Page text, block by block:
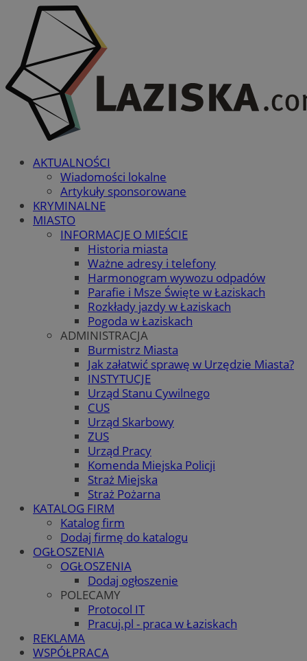
AKTUALNOŚCI
Wiadomości lokalne
Artykuły sponsorowane
KRYMINALNE
MIASTO
INFORMACJE O MIEŚCIE
Historia miasta
Ważne adresy i telefony
Harmonogram wywozu odpadów
Parafie i Msze Święte w Łaziskach
Rozkłady jazdy w Łaziskach
Pogoda w Łaziskach
ADMINISTRACJA
Burmistrz Miasta
Jak załatwić sprawę w Urzędzie Miasta?
INSTYTUCJE
Urząd Stanu Cywilnego
CUS
Urząd Skarbowy
ZUS
Urząd Pracy
Komenda Miejska Policji
Straż Miejska
Straż Pożarna
KATALOG FIRM
Katalog firm
Dodaj firmę do katalogu
OGŁOSZENIA
OGŁOSZENIA
Dodaj ogłoszenie
POLECAMY
Protocol IT
Pracuj.pl - praca w Łaziskach
REKLAMA
WSPÓŁPRACA